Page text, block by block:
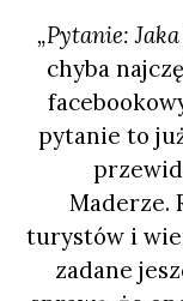
„Pytanie:
chyba
pytanie to
Maderze.
turystów i
zadane